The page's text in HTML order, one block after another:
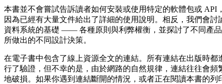
本書並不會嘗試告訴讀者如何安裝或使用特定的軟體包或 API
因為已經有大量文件給出了詳細的使用說明。相反，我們會討
資料系統的基礎 —— 各種原則與利弊權衡，並探討了不同產品
所做出的不同設計決策。
在電子書中包含了線上資源全文的連結。所有連結在出版時都
行了驗證，但不幸的是，由於網路的自然規律，連結往往會頻
地破損。如果你遇到連結斷開的情況，或者正在閱讀本書的列